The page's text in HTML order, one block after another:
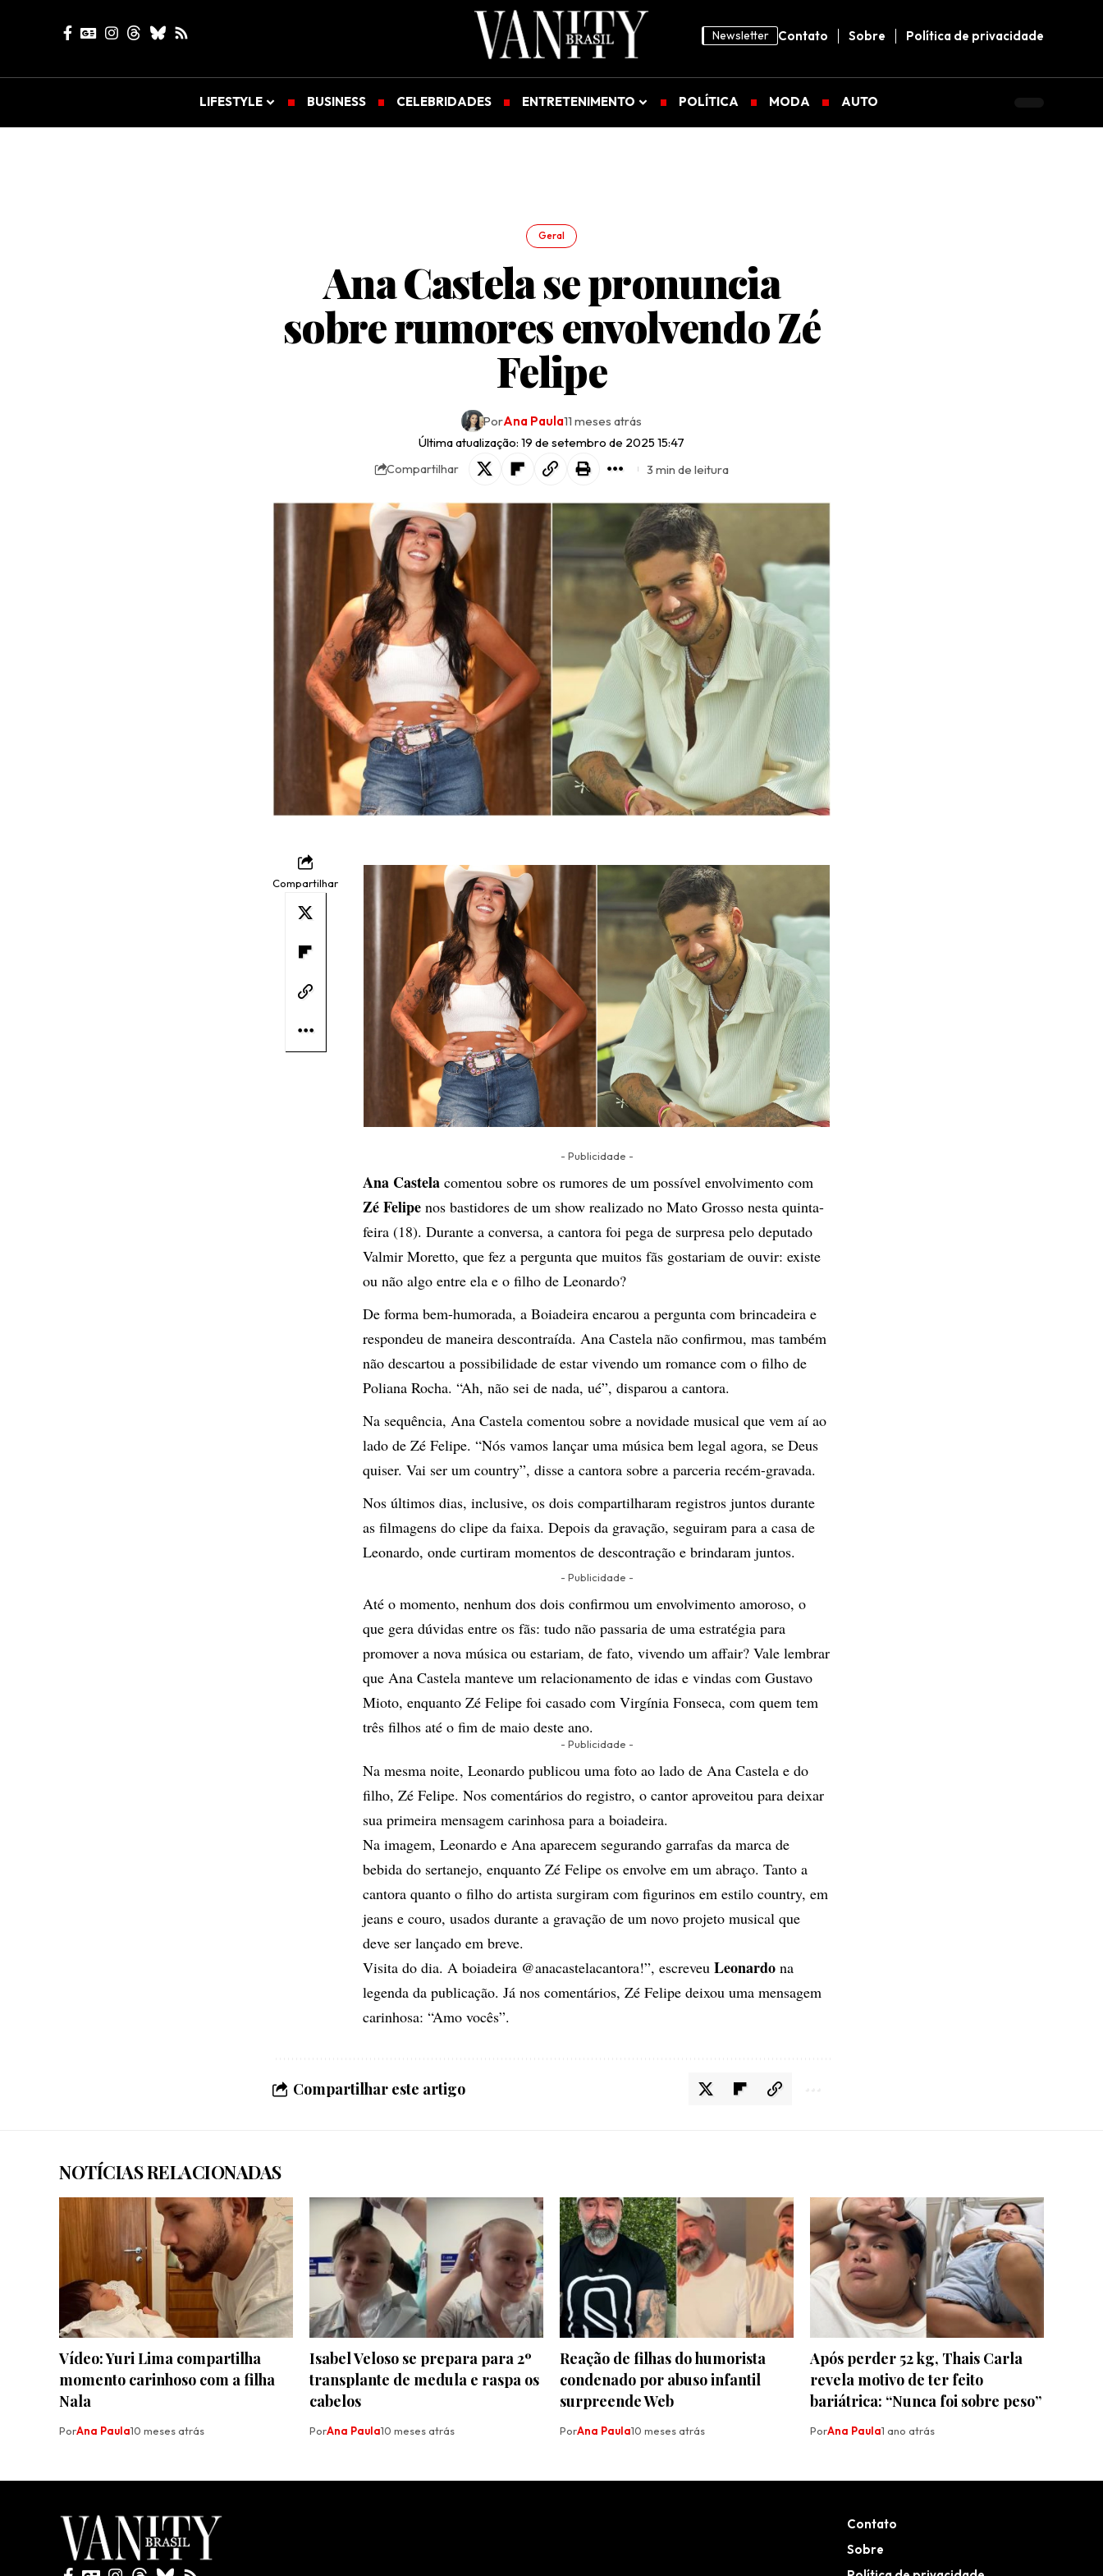
Newsletter Contato Sobre Política de privacidade
LIFESTYLE BUSINESS CELEBRIDADES ENTRETENIMENTO POLÍTICA MODA AUTO
Geral
Ana Castela se pronuncia
sobre rumores envolvendo Zé
Felipe
Última atualização: 19 de setembro de 2025 15:47
PorAna Paula11 meses atrás
Compartilhar 3 min de leitura
Compartilhar
- Publicidade -
Ana Castela comentou sobre os rumores de um possível envolvimento com
Zé Felipe nos bastidores de um show realizado no Mato Grosso nesta quinta-
feira (18). Durante a conversa, a cantora foi pega de surpresa pelo deputado
Valmir Moretto, que fez a pergunta que muitos fãs gostariam de ouvir: existe
ou não algo entre ela e o filho de Leonardo?
De forma bem-humorada, a Boiadeira encarou a pergunta com brincadeira e
respondeu de maneira descontraída. Ana Castela não confirmou, mas também
não descartou a possibilidade de estar vivendo um romance com o filho de
Poliana Rocha. “Ah, não sei de nada, ué”, disparou a cantora.
Na sequência, Ana Castela comentou sobre a novidade musical que vem aí ao
lado de Zé Felipe. “Nós vamos lançar uma música bem legal agora, se Deus
quiser. Vai ser um country”, disse a cantora sobre a parceria recém-gravada.
Nos últimos dias, inclusive, os dois compartilharam registros juntos durante
as filmagens do clipe da faixa. Depois da gravação, seguiram para a casa de
Leonardo, onde curtiram momentos de descontração e brindaram juntos.
- Publicidade -
Até o momento, nenhum dos dois confirmou um envolvimento amoroso, o
que gera dúvidas entre os fãs: tudo não passaria de uma estratégia para
promover a nova música ou estariam, de fato, vivendo um affair? Vale lembrar
que Ana Castela manteve um relacionamento de idas e vindas com Gustavo
Mioto, enquanto Zé Felipe foi casado com Virgínia Fonseca, com quem tem
três filhos até o fim de maio deste ano.
- Publicidade -
Na mesma noite, Leonardo publicou uma foto ao lado de Ana Castela e do
filho, Zé Felipe. Nos comentários do registro, o cantor aproveitou para deixar
sua primeira mensagem carinhosa para a boiadeira.
Na imagem, Leonardo e Ana aparecem segurando garrafas da marca de
bebida do sertanejo, enquanto Zé Felipe os envolve em um abraço. Tanto a
cantora quanto o filho do artista surgiram com figurinos em estilo country, em
jeans e couro, usados durante a gravação de um novo projeto musical que
deve ser lançado em breve.
Visita do dia. A boiadeira @anacastelacantora!”, escreveu Leonardo na
legenda da publicação. Já nos comentários, Zé Felipe deixou uma mensagem
carinhosa: “Amo vocês”.
Compartilhar este artigo
NOTÍCIAS RELACIONADAS
Vídeo: Yuri Lima compartilha
momento carinhoso com a filha
Nala
PorAna Paula10 meses atrás
Isabel Veloso se prepara para 2º
transplante de medula e raspa os
cabelos
PorAna Paula10 meses atrás
Reação de filhas do humorista
condenado por abuso infantil
surpreende Web
PorAna Paula10 meses atrás
Após perder 52 kg, Thais Carla
revela motivo de ter feito
bariátrica: “Nunca foi sobre peso”
PorAna Paula1 ano atrás
Contato
Sobre